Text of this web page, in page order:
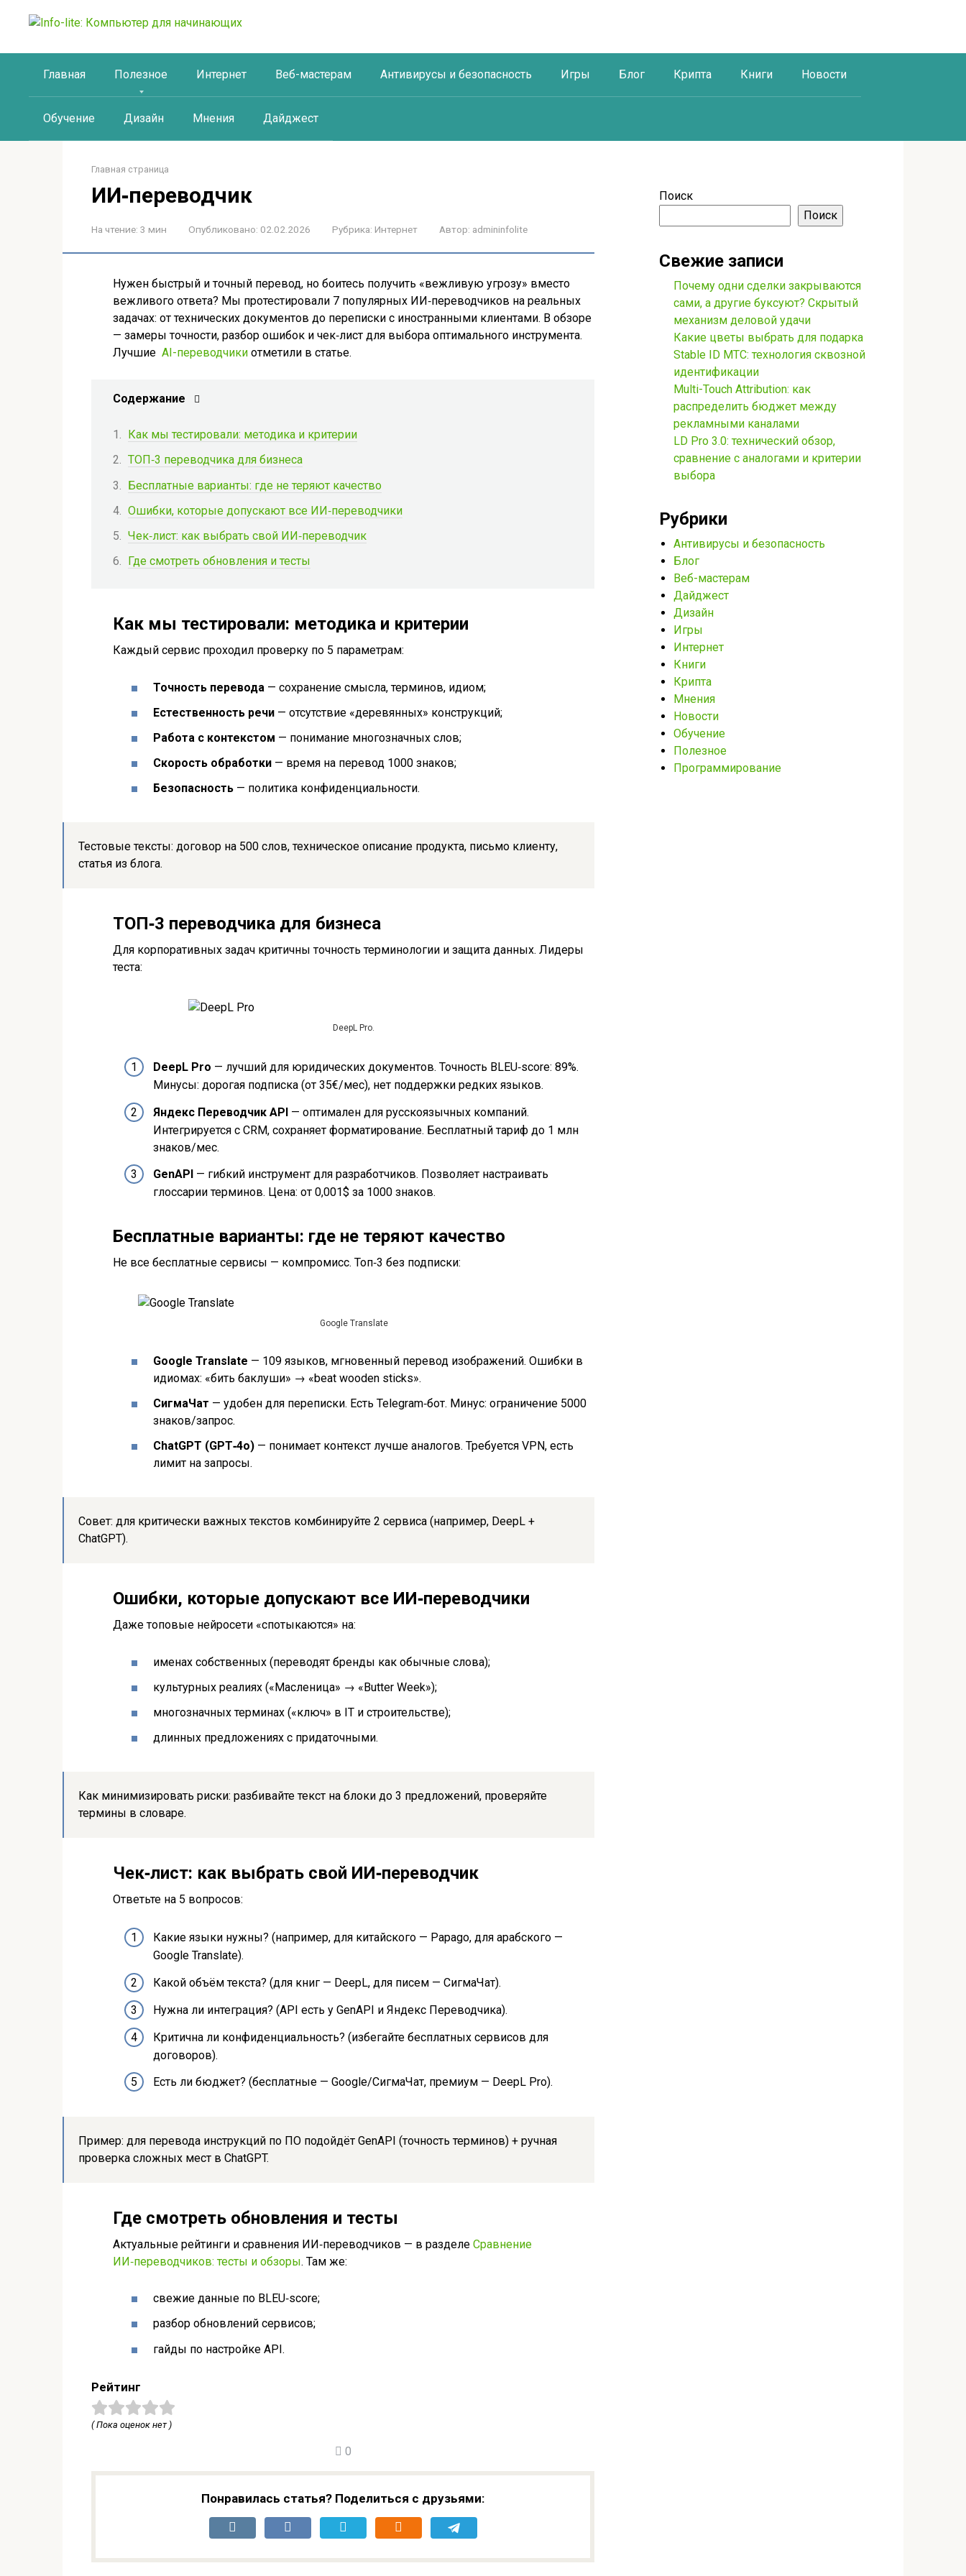
Главная Полезное Интернет Веб-мастерам Антивирусы и безопасность Игры Блог Крипта Книги Новости
Обучение Дизайн Мнения Дайджест
Главная страница
ИИ‑переводчик
На чтение: 3 мин Опубликовано: 02.02.2026 Рубрика: Интернет Автор: admininfolite
Нужен быстрый и точный перевод, но боитесь получить «вежливую угрозу» вместо
вежливого ответа? Мы протестировали 7 популярных ИИ‑переводчиков на реальных
задачах: от технических документов до переписки с иностранными клиентами. В обзоре
— замеры точности, разбор ошибок и чек‑лист для выбора оптимального инструмента.
Лучшие AI-переводчики отметили в статье.
Содержание
Как мы тестировали: методика и критерии
ТОП‑3 переводчика для бизнеса
Бесплатные варианты: где не теряют качество
Ошибки, которые допускают все ИИ‑переводчики
Чек‑лист: как выбрать свой ИИ‑переводчик
Где смотреть обновления и тесты
Как мы тестировали: методика и критерии
Каждый сервис проходил проверку по 5 параметрам:
Точность перевода — сохранение смысла, терминов, идиом;
Естественность речи — отсутствие «деревянных» конструкций;
Работа с контекстом — понимание многозначных слов;
Скорость обработки — время на перевод 1000 знаков;
Безопасность — политика конфиденциальности.
Тестовые тексты: договор на 500 слов, техническое описание продукта, письмо клиенту,
статья из блога.
ТОП‑3 переводчика для бизнеса
Для корпоративных задач критичны точность терминологии и защита данных. Лидеры
теста:
DeepL Pro.
DeepL Pro — лучший для юридических документов. Точность BLEU‑score: 89%.
Минусы: дорогая подписка (от 35€/мес), нет поддержки редких языков.
Яндекс Переводчик API — оптимален для русскоязычных компаний.
Интегрируется с CRM, сохраняет форматирование. Бесплатный тариф до 1 млн
знаков/мес.
GenAPI — гибкий инструмент для разработчиков. Позволяет настраивать
глоссарии терминов. Цена: от 0,001$ за 1000 знаков.
Бесплатные варианты: где не теряют качество
Не все бесплатные сервисы — компромисс. Топ‑3 без подписки:
Google Translate
Google Translate — 109 языков, мгновенный перевод изображений. Ошибки в
идиомах: «бить баклуши» → «beat wooden sticks».
СигмаЧат — удобен для переписки. Есть Telegram‑бот. Минус: ограничение 5000
знаков/запрос.
ChatGPT (GPT‑4o) — понимает контекст лучше аналогов. Требуется VPN, есть
лимит на запросы.
Совет: для критически важных текстов комбинируйте 2 сервиса (например, DeepL +
ChatGPT).
Ошибки, которые допускают все ИИ‑переводчики
Даже топовые нейросети «спотыкаются» на:
именах собственных (переводят бренды как обычные слова);
культурных реалиях («Масленица» → «Butter Week»);
многозначных терминах («ключ» в IT и строительстве);
длинных предложениях с придаточными.
Как минимизировать риски: разбивайте текст на блоки до 3 предложений, проверяйте
термины в словаре.
Чек‑лист: как выбрать свой ИИ‑переводчик
Ответьте на 5 вопросов:
Какие языки нужны? (например, для китайского — Papago, для арабского —
Google Translate).
Какой объём текста? (для книг — DeepL, для писем — СигмаЧат).
Нужна ли интеграция? (API есть у GenAPI и Яндекс Переводчика).
Критична ли конфиденциальность? (избегайте бесплатных сервисов для
договоров).
Есть ли бюджет? (бесплатные — Google/СигмаЧат, премиум — DeepL Pro).
Пример: для перевода инструкций по ПО подойдёт GenAPI (точность терминов) + ручная
проверка сложных мест в ChatGPT.
Где смотреть обновления и тесты
Актуальные рейтинги и сравнения ИИ‑переводчиков — в разделе Сравнение
ИИ‑переводчиков: тесты и обзоры. Там же:
свежие данные по BLEU‑score;
разбор обновлений сервисов;
гайды по настройке API.
Рейтинг
( Пока оценок нет )
0
Понравилась статья? Поделиться с друзьями:
Поиск
Поиск
Свежие записи
Почему одни сделки закрываются
сами, а другие буксуют? Скрытый
механизм деловой удачи
Какие цветы выбрать для подарка
Stable ID МТС: технология сквозной
идентификации
Multi-Touch Attribution: как
распределить бюджет между
рекламными каналами
LD Pro 3.0: технический обзор,
сравнение с аналогами и критерии
выбора
Рубрики
Антивирусы и безопасность
Блог
Веб-мастерам
Дайджест
Дизайн
Игры
Интернет
Книги
Крипта
Мнения
Новости
Обучение
Полезное
Программирование